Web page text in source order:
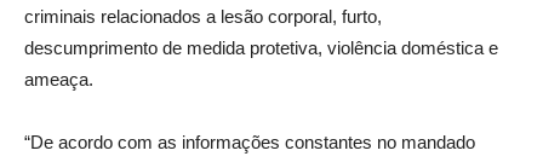
criminais relacionados a lesão corporal, furto,
descumprimento de medida protetiva, violência doméstica e
ameaça.
“De acordo com as informações constantes no mandado